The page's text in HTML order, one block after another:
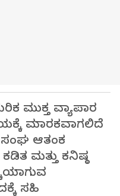
ಮುಕ್ತ ವ್ಯಾಪಾರ
ಮಾರಕವಾಗಲಿದೆ
ಸಂಘ ಆತಂಕ
ಮತ್ತು ಕನಿಷ್ಠ
ಸಹಿ